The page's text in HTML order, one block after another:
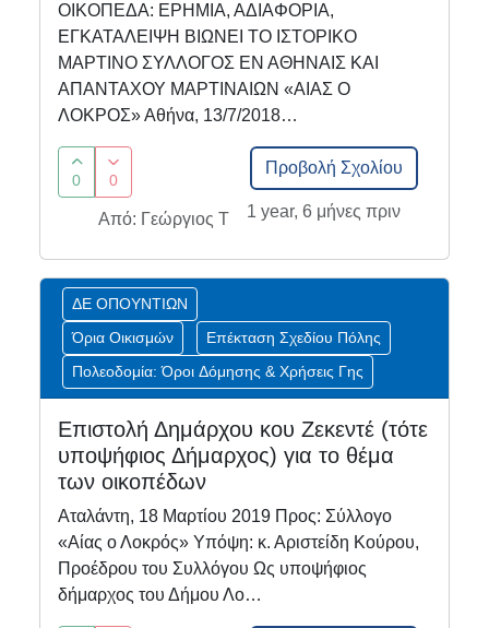
ΟΙΚΟΠΕΔΑ: ΕΡΗΜΙΑ, ΑΔΙΑΦΟΡΙΑ,
ΕΓΚΑΤΑΛΕΙΨΗ ΒΙΩΝΕΙ ΤΟ ΙΣΤΟΡΙΚΟ
ΜΑΡΤΙΝΟ ΣΥΛΛΟΓΟΣ ΕΝ ΑΘΗΝΑΙΣ ΚΑΙ
ΑΠΑΝΤΑΧΟΥ ΜΑΡΤΙΝΑΙΩΝ «ΑΙΑΣ Ο
ΛΟΚΡΟΣ» Αθήνα, 13/7/2018…
0 0
Προβολή Σχολίου
1 year, 6 μήνες πριν
Από: Γεώργιος Τ
ΔΕ ΟΠΟΥΝΤΙΩΝ
Όρια Οικισμών
Επέκταση Σχεδίου Πόλης
Πολεοδομία: Όροι Δόμησης & Χρήσεις Γης
Επιστολή Δημάρχου κου Ζεκεντέ (τότε
υποψήφιος Δήμαρχος) για το θέμα
των οικοπέδων
Αταλάντη, 18 Μαρτίου 2019 Προς: Σύλλογο
«Αίας ο Λοκρός» Υπόψη: κ. Αριστείδη Κούρου,
Προέδρου του Συλλόγου Ως υποψήφιος
δήμαρχος του Δήμου Λο…